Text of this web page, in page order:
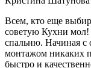
Всем, кто еще
советую Кухни мол!
спальню. Начиная с
монтажом никаких
быстро и